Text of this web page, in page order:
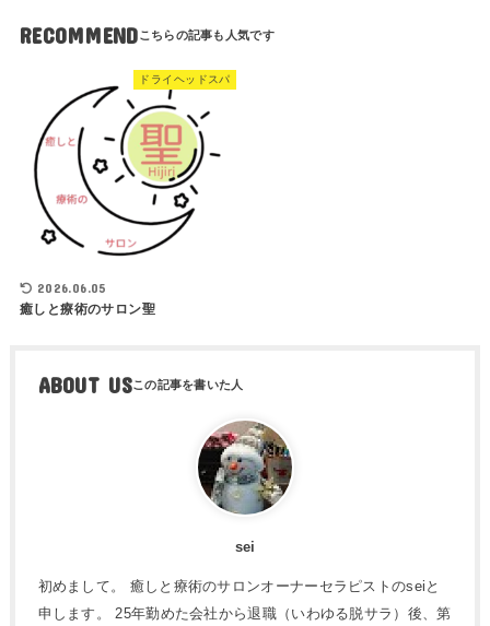
RECOMMEND
ドライヘッドスパ
2026.06.05
癒しと療術のサロン聖
ABOUT US
sei
初めまして。 癒しと療術のサロンオーナーセラピストのseiと
申します。 25年勤めた会社から退職（いわゆる脱サラ）後、第